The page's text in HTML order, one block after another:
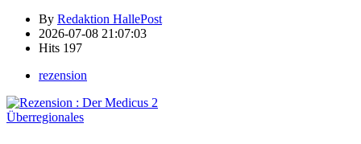
By Redaktion HallePost
2026-07-08 21:07:03
Hits 197
rezension
Überregionales